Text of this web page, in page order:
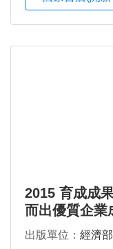
2015 育成成
而出優質企業
出版單位： 經濟